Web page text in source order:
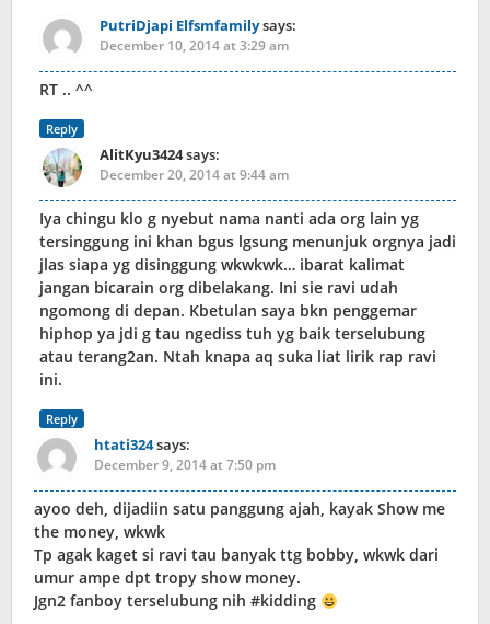
PutriDjapi Elfsmfamilysays:
December 10, 2014 at 3:29 am
RT .. ^^
Reply
AlitKyu3424says:
December 20, 2014 at 9:44 am
Iya chingu klo g nyebut nama nanti ada org lain yg
tersinggung ini khan bgus lgsung menunjuk orgnya jadi
jlas siapa yg disinggung wkwkwk… ibarat kalimat
jangan bicarain org dibelakang. Ini sie ravi udah
ngomong di depan. Kbetulan saya bkn penggemar
hiphop ya jdi g tau ngediss tuh yg baik terselubung
atau terang2an. Ntah knapa aq suka liat lirik rap ravi
ini.
Reply
htati324says:
December 9, 2014 at 7:50 pm
ayoo deh, dijadiin satu panggung ajah, kayak Show me
the money, wkwk
Tp agak kaget si ravi tau banyak ttg bobby, wkwk dari
umur ampe dpt tropy show money.
Jgn2 fanboy terselubung nih #kidding